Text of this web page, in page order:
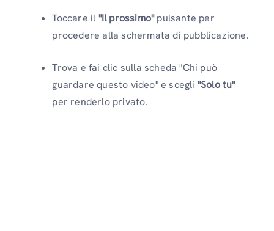
Toccare il "Il prossimo"pulsante per
procedere alla schermata di pubblicazione.
Trova e fai clic sulla scheda "Chi può
guardare questo video" e scegli "Solo tu"
per renderlo privato.